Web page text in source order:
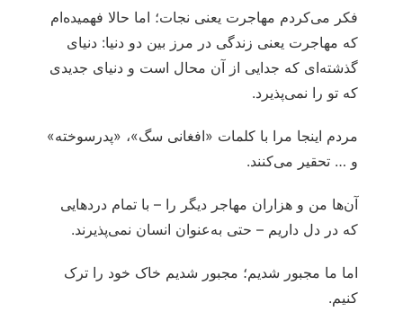
فکر می‌کردم مهاجرت یعنی نجات؛ اما حالا فهمیده‌ام
که مهاجرت یعنی زندگی در مرز بین دو دنیا: دنیای
گذشته‌ای که جدایی از آن محال است و دنیای جدیدی
که تو را نمی‌پذیرد.
مردم اینجا مرا با کلمات «افغانی سگ»، «پدرسوخته»
و … تحقیر می‌کنند.
آن‌ها من و هزاران مهاجر دیگر را – با تمام دردهایی
که در دل داریم – حتی به‌عنوان انسان نمی‌پذیرند.
اما ما مجبور شدیم؛ مجبور شدیم خاک خود را ترک
کنیم.